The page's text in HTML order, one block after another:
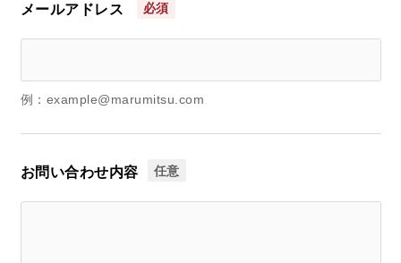
メールアドレス 必須
例：example@marumitsu.com
お問い合わせ内容 任意